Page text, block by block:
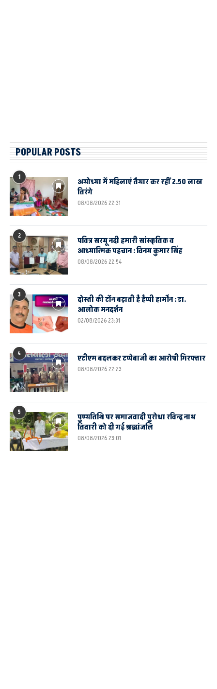
POPULAR POSTS
1
अयोध्या में महिलाएं तैयार कर रहीं 2.50 लाख
तिरंगे
08/08/2026 22:31
2
पवित्र सरयू नदी हमारी सांस्कृतिक व
आध्यात्मिक पहचान : विनय कुमार सिंह
08/08/2026 22:54
3
दोस्ती की टोंन बढ़ाती है हैप्पी हार्मोन : डा.
आलोक मनदर्शन
02/08/2026 23:31
4 एटीएम बदलकर टप्पेबाजी का आरोपी गिरफ्तार
08/08/2026 22:23
5
पुण्यतिथि पर समाजवादी पुरोधा रविन्द्र नाथ
तिवारी को दी गई श्रद्धांजलि
08/08/2026 23:01